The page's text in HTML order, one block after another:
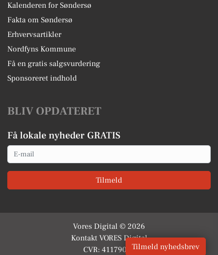
Kalenderen for Søndersø
Fakta om Søndersø
Erhvervsartikler
Nordfyns Kommune
Få en gratis salgsvurdering
Sponsoreret indhold
BLIV OPDATERET
Få lokale nyheder GRATIS
Email
Tilmeld
Vores Digital © 2026
Kontakt VORES Digital
CVR: 41179082Tilmeld nyhedsbrev